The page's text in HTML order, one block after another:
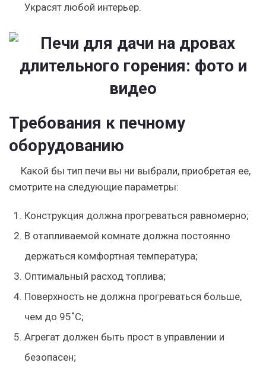
Украсят любой интерьер.
Требования к печному
оборудованию
Какой бы тип печи вы ни выбрали, приобретая ее,
смотрите на следующие параметры:
Конструкция должна прогреваться равномерно;
В отапливаемой комнате должна постоянно
держаться комфортная температура;
Оптимальный расход топлива;
Поверхность не должна прогреваться больше,
чем до 95˚С;
Агрегат должен быть прост в управлении и
безопасен;